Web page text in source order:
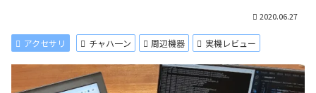
2020.06.27
アクセサリ チャハ一ン 周辺機器 実機レビュー